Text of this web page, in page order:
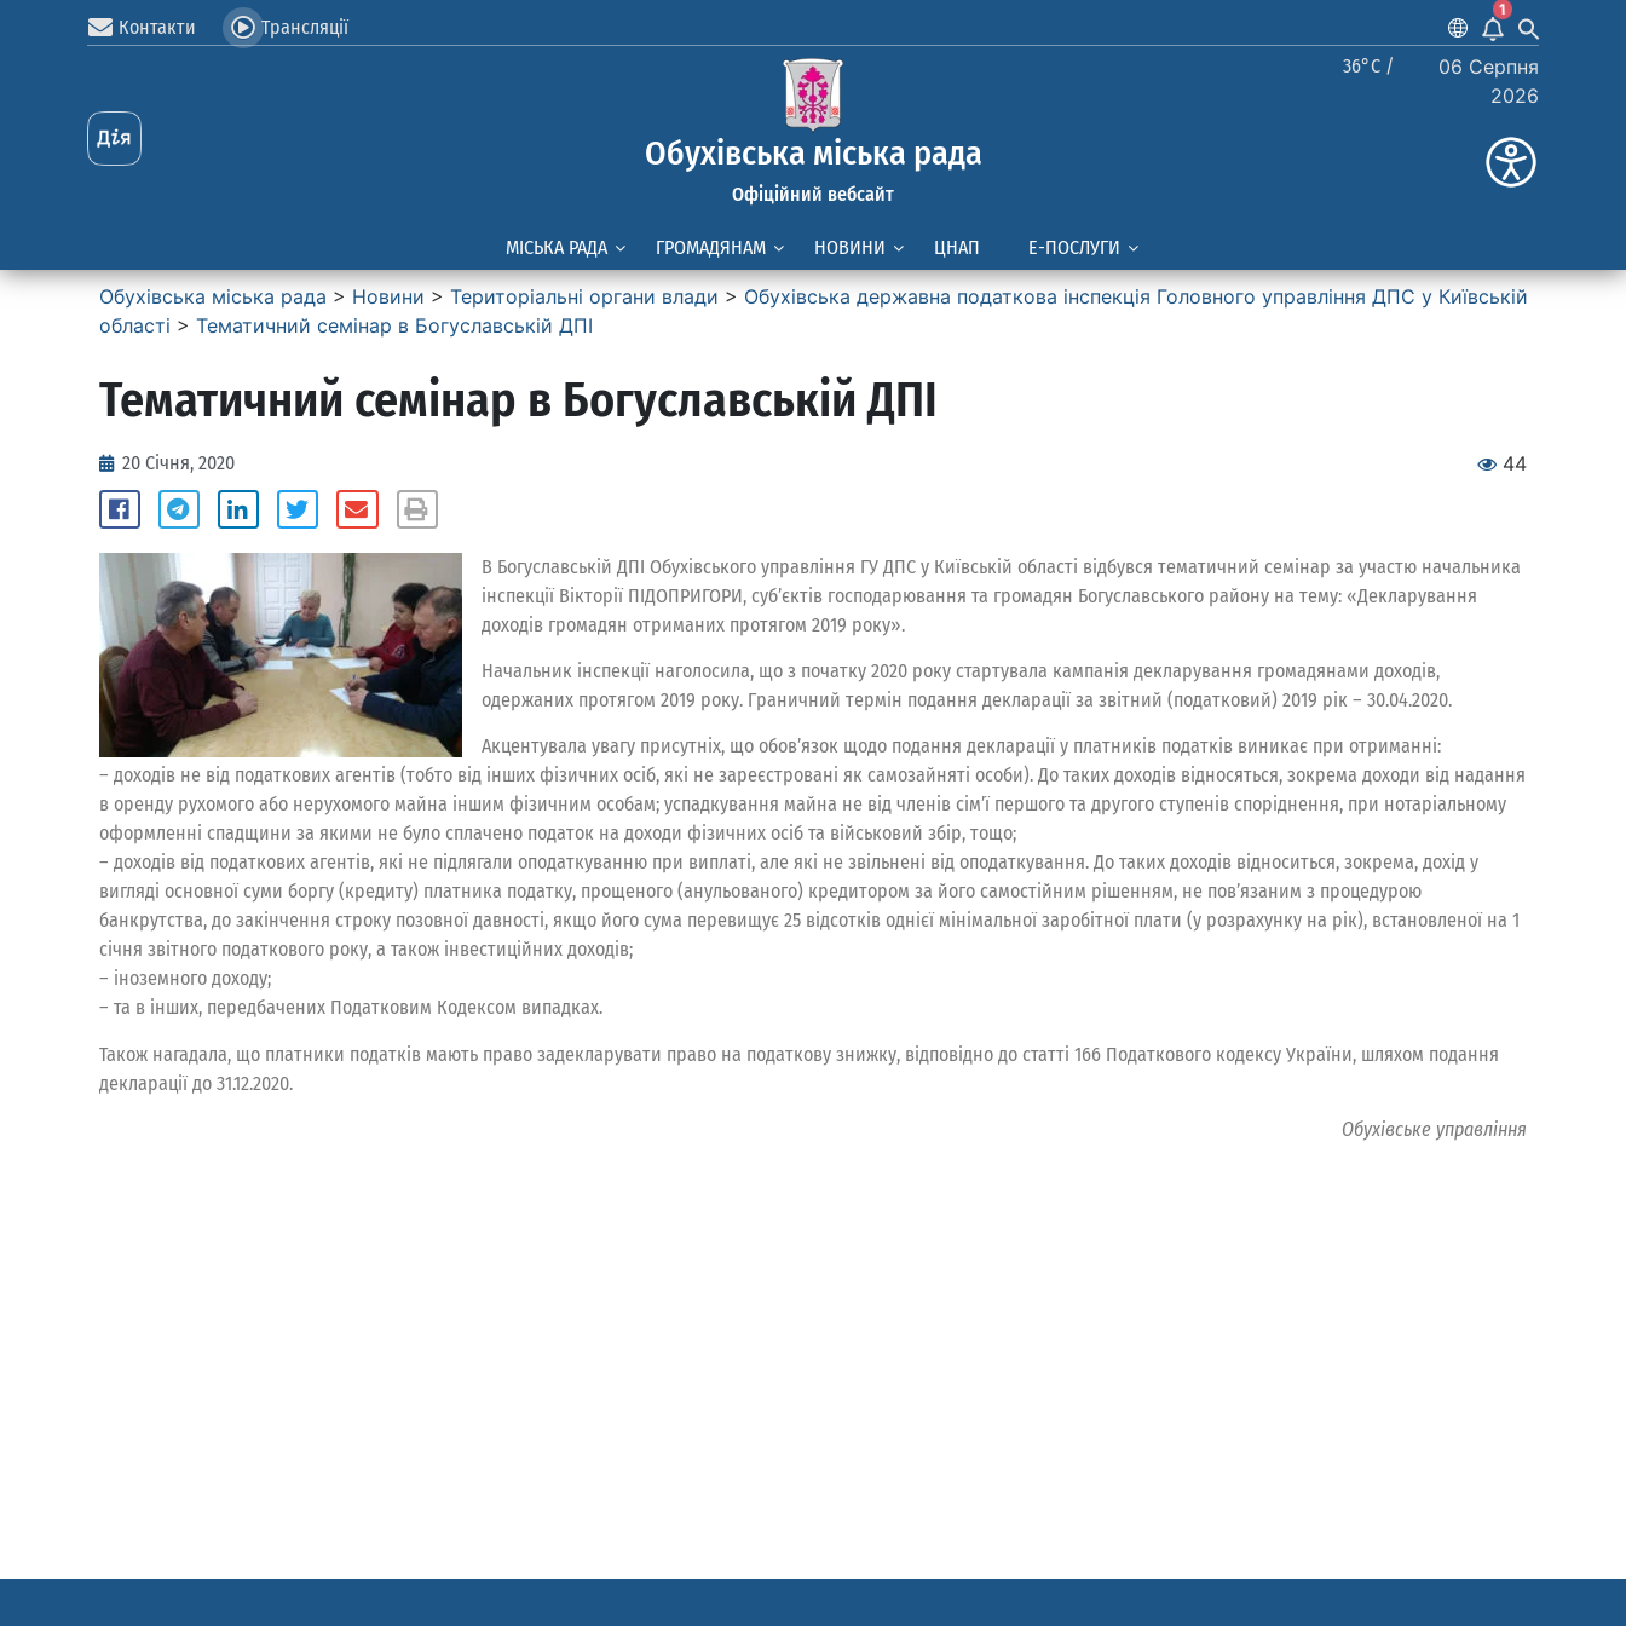
Контакти Трансляції
1
Обухівська міська рада
Офіційний вебсайт
36°C /
06 Серпня
2026
МІСЬКА РАДА ГРОМАДЯНАМ НОВИНИ ЦНАП Е-ПОСЛУГИ
Обухівська міська рада > Новини > Територіальні органи влади > Обухівська державна податкова інспекція Головного управління ДПС у Київській
області > Тематичний семінар в Богуславській ДПІ
Тематичний семінар в Богуславській ДПІ
20 Січня, 2020 44
В Богуславській ДПІ Обухівського управління ГУ ДПС у Київській області відбувся тематичний семінар за участю начальника
інспекції Вікторії ПІДОПРИГОРИ, суб’єктів господарювання та громадян Богуславського району на тему: «Декларування
доходів громадян отриманих протягом 2019 року».
Начальник інспекції наголосила, що з початку 2020 року стартувала кампанія декларування громадянами доходів,
одержаних протягом 2019 року. Граничний термін подання декларації за звітний (податковий) 2019 рік – 30.04.2020.
Акцентувала увагу присутніх, що обов’язок щодо подання декларації у платників податків виникає при отриманні:
– доходів не від податкових агентів (тобто від інших фізичних осіб, які не зареєстровані як самозайняті особи). До таких доходів відносяться, зокрема доходи від надання
в оренду рухомого або нерухомого майна іншим фізичним особам; успадкування майна не від членів сім’ї першого та другого ступенів споріднення, при нотаріальному
оформленні спадщини за якими не було сплачено податок на доходи фізичних осіб та військовий збір, тощо;
– доходів від податкових агентів, які не підлягали оподаткуванню при виплаті, але які не звільнені від оподаткування. До таких доходів відноситься, зокрема, дохід у
вигляді основної суми боргу (кредиту) платника податку, прощеного (анульованого) кредитором за його самостійним рішенням, не пов’язаним з процедурою
банкрутства, до закінчення строку позовної давності, якщо його сума перевищує 25 відсотків однієї мінімальної заробітної плати (у розрахунку на рік), встановленої на 1
січня звітного податкового року, а також інвестиційних доходів;
– іноземного доходу;
– та в інших, передбачених Податковим Кодексом випадках.
Також нагадала, що платники податків мають право задекларувати право на податкову знижку, відповідно до статті 166 Податкового кодексу України, шляхом подання
декларації до 31.12.2020.
Обухівське управління